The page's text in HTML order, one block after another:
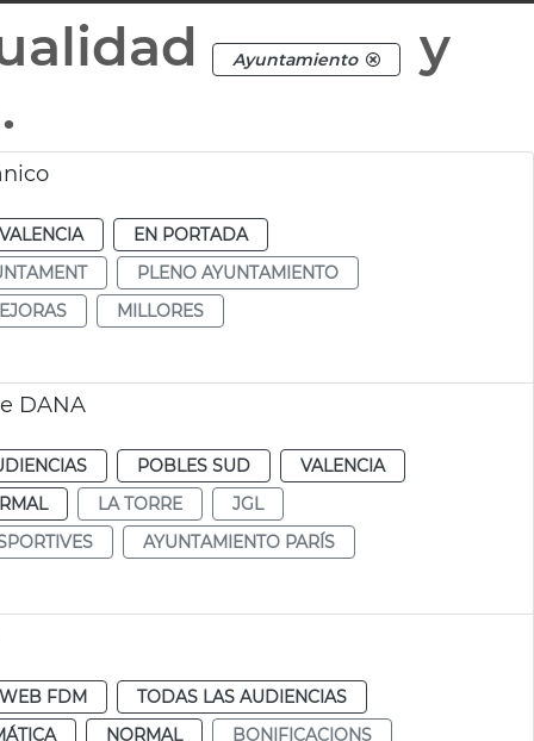
Ayuntamiento
y
.
VALENCIA
EN PORTADA
PLENO AYUNTAMIENTO
MILLORES
DANA
POBLES SUD
VALENCIA
LA TORRE
JGL
AYUNTAMIENTO PARÍS
WEB FDM
TODAS LAS AUDIENCIAS
NORMAL
BONIFICACIONS